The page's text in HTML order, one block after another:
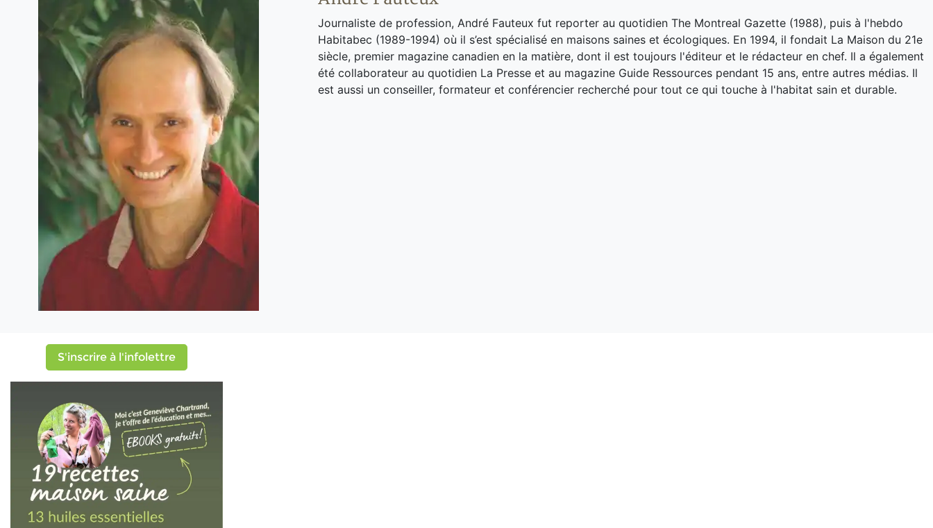
Journaliste de profession, André Fauteux fut reporter au quotidien The Montreal Gazette (1988), puis à l'hebdo
Habitabec (1989-1994) où il s’est spécialisé en maisons saines et écologiques. En 1994, il fondait La Maison du 21e
siècle, premier magazine canadien en la matière, dont il est toujours l'éditeur et le rédacteur en chef. Il a également
été collaborateur au quotidien La Presse et au magazine Guide Ressources pendant 15 ans, entre autres médias. Il
est aussi un conseiller, formateur et conférencier recherché pour tout ce qui touche à l'habitat sain et durable.
S'inscrire à l'infolettre